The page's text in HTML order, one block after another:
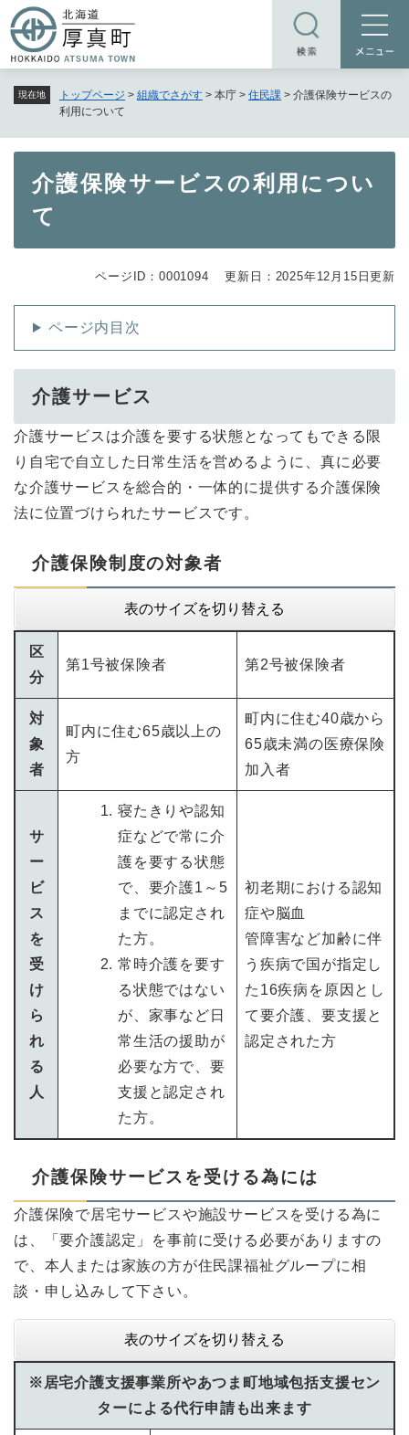
ー
ジ
で
現在地 トップページ > 組織でさがす > 本庁 > 住民課 > 介護保険サービスの
利用について
介護保険サービスの利用につい
て
ページID：0001094 更新日：2025年12月15日更新
ページ内目次
介護サービス
介護サービスは介護を要する状態となってもできる限
り自宅で自立した日常生活を営めるように、真に必要
な介護サービスを総合的・一体的に提供する介護保険
法に位置づけられたサービスです。
介護保険制度の対象者
表のサイズを切り替える
区
分
第1号被保険者 第2号被保険者
対
象
者
町内に住む65歳以上の
方
町内に住む40歳から
65歳未満の医療保険
加入者
サ
ー
ビ
ス
を
受
け
ら
れ
る
人
寝たきりや認知
症などで常に介
護を要する状態
で、要介護1～5
までに認定され
た方。
常時介護を要す
る状態ではない
が、家事など日
常生活の援助が
必要な方で、要
支援と認定され
た方。
初老期における認知
症や脳血
管障害など加齢に伴
う疾病で国が指定し
た16疾病を原因とし
て要介護、要支援と
認定された方
介護保険サービスを受ける為には
介護保険で居宅サービスや施設サービスを受ける為に
は、「要介護認定」を事前に受ける必要がありますの
で、本人または家族の方が住民課福祉グループに相
談・申し込みして下さい。
表のサイズを切り替える
※居宅介護支援事業所やあつま町地域包括支援セン
ターによる代行申請も出来ます